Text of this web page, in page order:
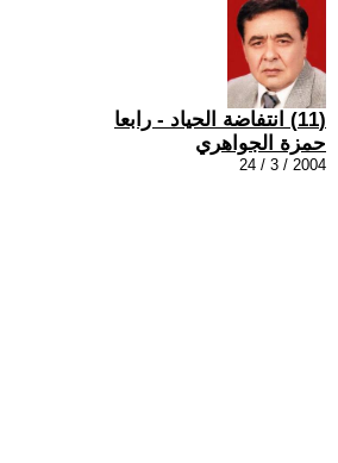
(11) انتفاضة الحياد - رابعا
حمزة الجواهري
2004 / 3 / 24